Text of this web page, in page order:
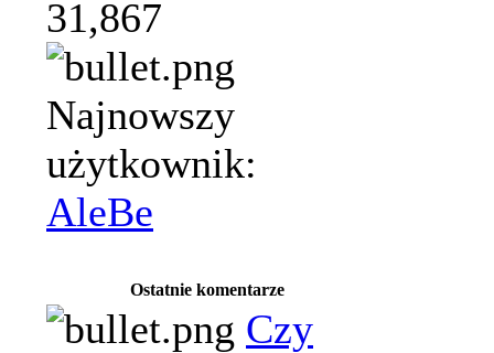
31,867
Najnowszy
użytkownik:
AleBe
Ostatnie komentarze
Czy